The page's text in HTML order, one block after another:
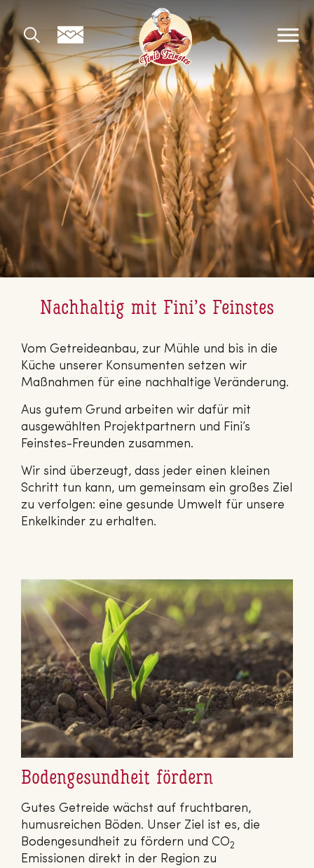
Nachhaltig mit Fini’s Feinstes
Vom Getreideanbau, zur Mühle und bis in die
Küche unserer Konsumenten setzen wir
Maßnahmen für eine nachhaltige Veränderung.
Aus gutem Grund arbeiten wir dafür mit
ausgewählten Projektpartnern und Fini’s
Feinstes-Freunden zusammen.
Wir sind überzeugt, dass jeder einen kleinen
Schritt tun kann, um gemeinsam ein großes Ziel
zu verfolgen: eine gesunde Umwelt für unsere
Enkelkinder zu erhalten.
Bodengesundheit fördern
Gutes Getreide wächst auf fruchtbaren,
humusreichen Böden. Unser Ziel ist es, die
Bodengesundheit zu fördern und CO2
Emissionen direkt in der Region zu